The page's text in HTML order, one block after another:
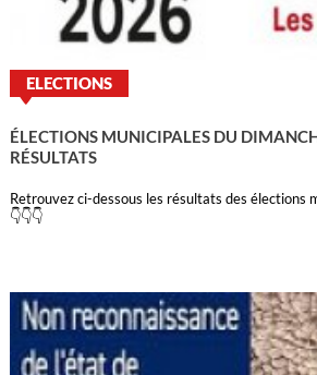
ELECTIONS
ÉLECTIONS MUNICIPALES DU
RÉSULTATS
Retrouvez ci-dessous les résultats des élections
👇👇👇